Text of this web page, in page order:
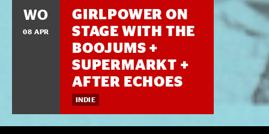
WO
08 APR
GIRLPOWER ON
STAGE WITH THE
BOOJUMS +
SUPERMARKT +
AFTER ECHOES
INDIE